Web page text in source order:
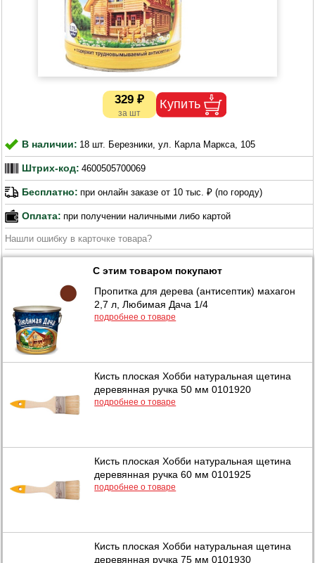
329 ₽
В наличии: 18 шт. Березники, ул. Карла Маркса, 105
Штрих-код: 4600505700069
Бесплатно: при онлайн заказе от 10 тыс. ₽ (по городу)
Оплата: при получении наличными либо картой
Нашли ошибку в карточке товара?
С этим товаром покупают
Пропитка для дерева (антисептик) махагон
2,7 л, Любимая Дача 1/4
подробнее о товаре
Кисть плоская Хобби натуральная щетина
деревянная ручка 50 мм 0101920
подробнее о товаре
Кисть плоская Хобби натуральная щетина
деревянная ручка 60 мм 0101925
подробнее о товаре
Кисть плоская Хобби натуральная щетина
деревянная ручка 75 мм 0101930